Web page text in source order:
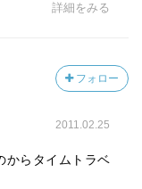
詳細をみる
フォロー
2011.02.25
からタイムトラベ